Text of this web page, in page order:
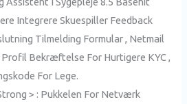
Integrere Skuespiller Feedback
Tilmelding Formular , Netmail
Bekræftelse For Hurtigere KYC ,
For Lege.
> : Pukkelen For Netværk